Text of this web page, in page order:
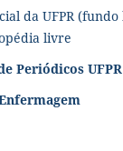
Periódicos UFPR